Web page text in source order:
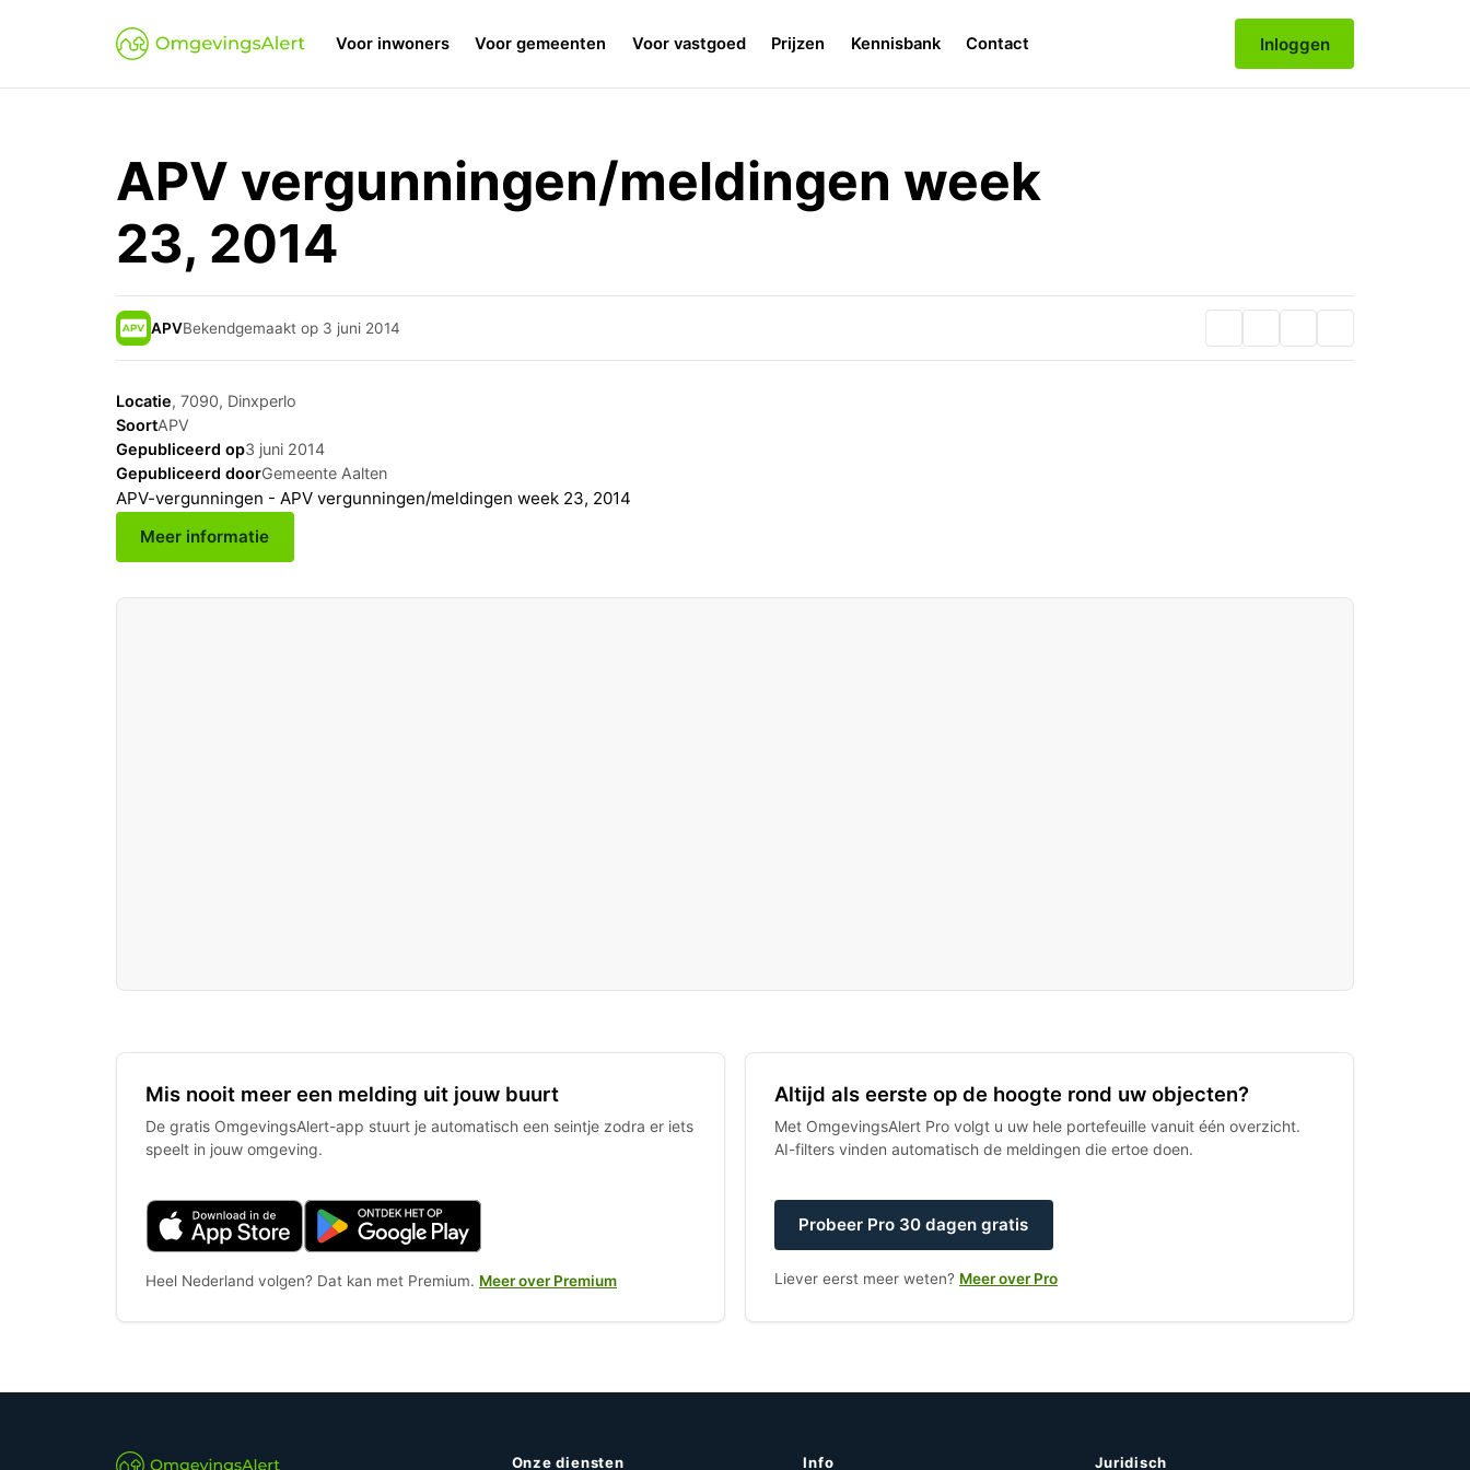
Voor inwoners Voor gemeenten Voor vastgoed Prijzen Kennisbank Contact Inloggen
APV vergunningen/meldingen week
23, 2014
APVBekendgemaakt op 3 juni 2014
Locatie, 7090, Dinxperlo
SoortAPV
Gepubliceerd op3 juni 2014
Gepubliceerd doorGemeente Aalten
APV-vergunningen - APV vergunningen/meldingen week 23, 2014
Meer informatie
Mis nooit meer een melding uit jouw buurt
De gratis OmgevingsAlert-app stuurt je automatisch een seintje zodra er iets
speelt in jouw omgeving.
Heel Nederland volgen? Dat kan met Premium. Meer over Premium
Altijd als eerste op de hoogte rond uw objecten?
Met OmgevingsAlert Pro volgt u uw hele portefeuille vanuit één overzicht.
AI-filters vinden automatisch de meldingen die ertoe doen.
Probeer Pro 30 dagen gratis
Liever eerst meer weten? Meer over Pro
Onze diensten Info Juridisch